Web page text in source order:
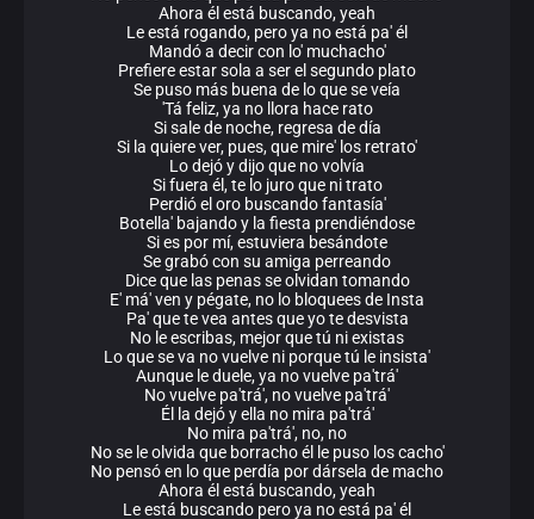
Ahora él está buscando, yeah
Le está rogando, pero ya no está pa' él
Mandó a decir con lo' muchacho'
Prefiere estar sola a sеr el segundo plato
Se puso más buеna de lo que se veía
'Tá feliz, ya no llora hace rato
Si sale de noche, regresa de día
Si la quiere ver, pues, que mire' los retrato'
Lo dejó y dijo que no volvía
Si fuera él, te lo juro que ni trato
Perdió el oro buscando fantasía'
Botella' bajando y la fiesta prendiéndose
Si es por mí, estuviera besándote
Se grabó con su amiga perreando
Dice que las penas se olvidan tomando
E' má' ven y pégate, no lo bloquees de Insta
Pa' que te vea antes que yo te desvista
No le escribas, mejor que tú ni existas
Lo que se va no vuelve ni porque tú le insista'
Aunque le duele, ya no vuelve pa'trá'
No vuelve pa'trá', no vuelve pa'trá'
Él la dejó y ella no mira pa'trá'
No mira pa'trá', no, no
No se le olvida que borracho él le puso los cacho'
No pensó en lo que perdía por dársela de macho
Ahora él está buscando, yeah
Le está buscando pero ya no está pa' él